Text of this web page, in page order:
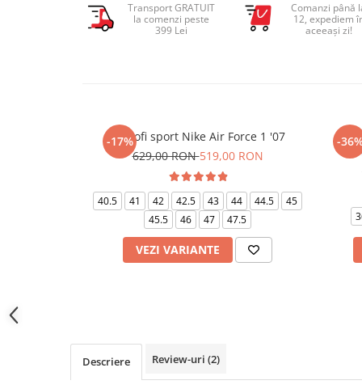
Transport GRATUIT
la comenzi peste
399 Lei
Comanzi până
12, expediem
aceeași zi!
-17%
Pantofi sport Nike Air Force 1 '07
629,00 RON519,00 RON
40.5 41 42 42.5 43 44 44.5
45
45.5
46 47 47.5
VEZI VARIANTE
-
Descriere Review-uri (2)